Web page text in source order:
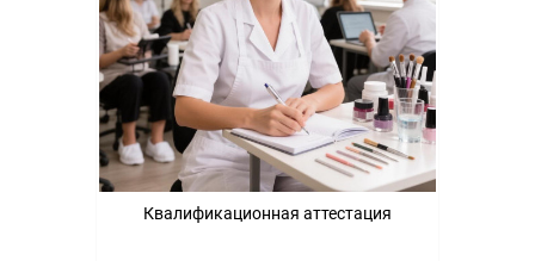
Квалификационная аттестация